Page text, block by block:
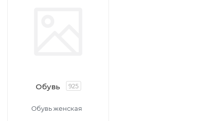
Обувь 925
Обувь женская